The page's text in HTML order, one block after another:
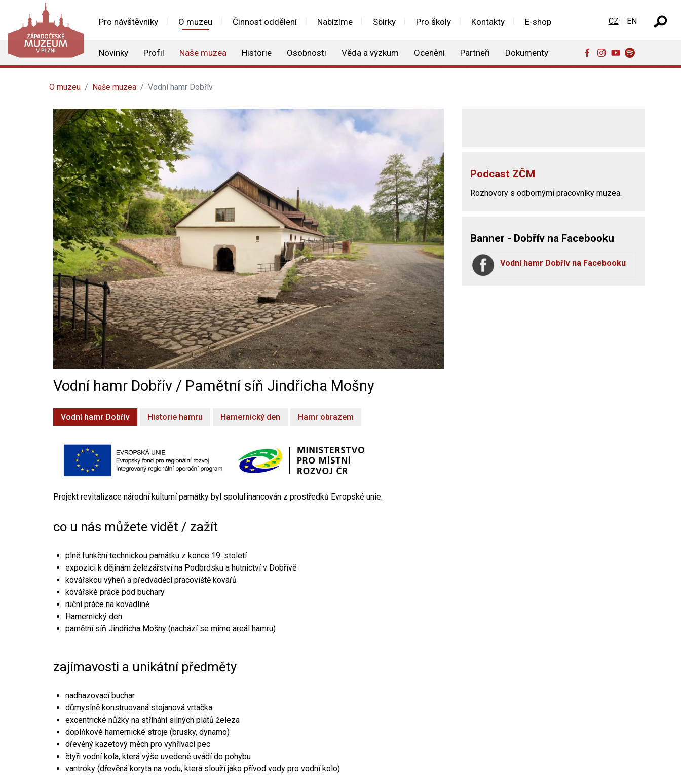
Pro návštěvníky O muzeu Činnost oddělení Nabízíme Sbírky Pro školy Kontakty E-shop
Novinky Profil Naše muzea Historie Osobnosti Věda a výzkum Ocenění Partneři Dokumenty
Zvolte jazyk
CZ EN
O muzeu Naše muzea Vodní hamr Dobřív
Vodní hamr Dobřív / Pamětní síň Jindřicha Mošny
Vodní hamr Dobřív Historie hamru Hamernický den Hamr obrazem
Projekt revitalizace národní kulturní památky byl spolufinancován z prostředků Evropské unie.
co u nás můžete vidět / zažít
plně funkční technickou památku z konce 19. století
expozici k dějinám železářství na Podbrdsku a hutnictví v Dobřívě
kovářskou výheň a předváděcí pracoviště kovářů
kovářské práce pod buchary
ruční práce na kovadlině
Hamernický den
pamětní síň Jindřicha Mošny (nachází se mimo areál hamru)
zajímavosti a unikátní předměty
nadhazovací buchar
důmyslně konstruovaná stojanová vrtačka
excentrické nůžky na stříhání silných plátů železa
doplňkové hamernické stroje (brusky, dynamo)
dřevěný kazetový měch pro vyhřívací pec
čtyři vodní kola, která výše uvedené uvádí do pohybu
vantroky (dřevěná koryta na vodu, která slouží jako přívod vody pro vodní kolo)
Podcast ZČM
Rozhovory s odbornými pracovníky muzea.
Banner - Dobřív na Facebooku
Vodní hamr Dobřív na Facebooku